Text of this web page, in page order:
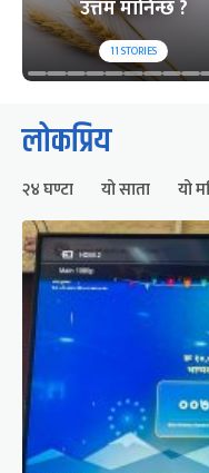
उत्तम मानिन्छ ?
11STORIES
लोकप्रिय
२४ घण्टा यो साता यो